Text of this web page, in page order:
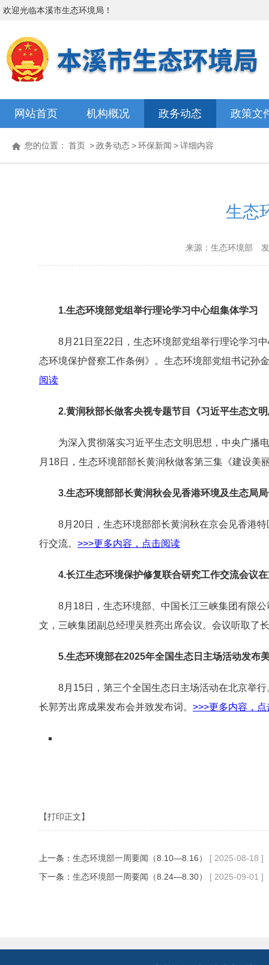
欢迎光临本溪市生态环境局 ！
网站首页 机构概况 政务动态 政策文
您的位置： 首页 >政务动态>环保新闻 >详细内容
生态
来源：生态环境部
1.生态环境部党组举行理论学习中心组集体学习
8月21日至22日，生态环境部党组举行理论学习中
态环境保护督察工作条例》。生态环境部党组书记孙
阅读
2.黄润秋部长做客央视专题节目《习近平生态文
为深入贯彻落实习近平生态文明思想，中央广播电
月18日，生态环境部部长黄润秋做客第三集《建设美
3.生态环境部部长黄润秋会见香港环境及生态局
8月20日，生态环境部部长黄润秋在京会见香港特
行交流。 >>>更多内容，点击阅读
4.长江生态环境保护修复联合研究工作交流会议
8月18日，生态环境部、中国长江三峡集团有限公
文，三峡集团副总经理吴胜亮出席会议。会议听取了
5.生态环境部在2025年全国生态日主场活动发布
8月15日，第三个全国生态日主场活动在北京举行
长郭芳出席成果发布会并致发布词。 >>>更多内容，点
【打印正文】
上一条： 生态环境部一周要闻（8.10—8.16）
[ 2025-08-18 ]
下一条： 生态环境部一周要闻（8.24—8.30） [ 2025-09-01 ]